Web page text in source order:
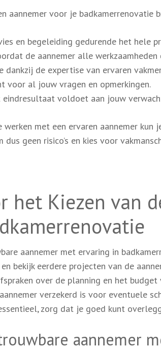
aannemer voor je
en begeleiding gedurende het hele
de aannemer alle
dankzij de expertise van ervaren
voor al jouw vragen en opmerkingen.
eindresultaat voldoet aan jouw
met een ervaren aannemer kun
dus geen risico’s en kies voor
het Kiezen van
aannemer met ervaring in
bekijk eerdere projecten van de
over de planning en het budget
verzekerd is voor eventuele
zorg dat je goed kunt
aannemer